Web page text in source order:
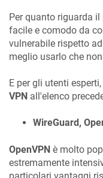
Per quanto riguarda
facile e comodo da
vulnerabile rispetto
meglio usarlo che
E per gli utenti
VPN all'elenco
WireGuard,
OpenVPN è molto
estremamente